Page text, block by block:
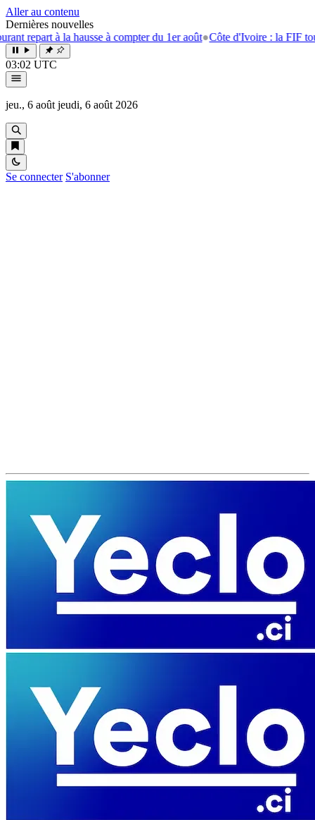
Aller au contenu
Dernières nouvelles
à la hausse à compter du 1er août●Côte d'Ivoire : la FIF tourne
03:02 UTC
jeu., 6 août jeudi, 6 août 2026
Se connecter S'abonner